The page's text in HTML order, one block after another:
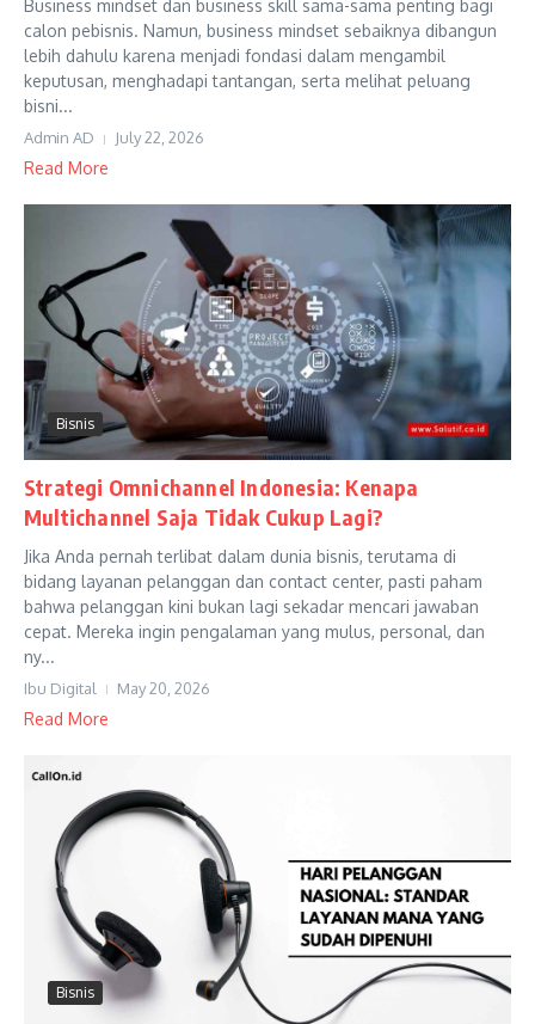
Business mindset dan business skill sama-sama penting bagi
calon pebisnis. Namun, business mindset sebaiknya dibangun
lebih dahulu karena menjadi fondasi dalam mengambil
keputusan, menghadapi tantangan, serta melihat peluang
bisni...
Admin AD July 22, 2026
Read More
Bisnis
Strategi Omnichannel Indonesia: Kenapa
Multichannel Saja Tidak Cukup Lagi?
Jika Anda pernah terlibat dalam dunia bisnis, terutama di
bidang layanan pelanggan dan contact center, pasti paham
bahwa pelanggan kini bukan lagi sekadar mencari jawaban
cepat. Mereka ingin pengalaman yang mulus, personal, dan
ny...
Ibu Digital May 20, 2026
Read More
Bisnis